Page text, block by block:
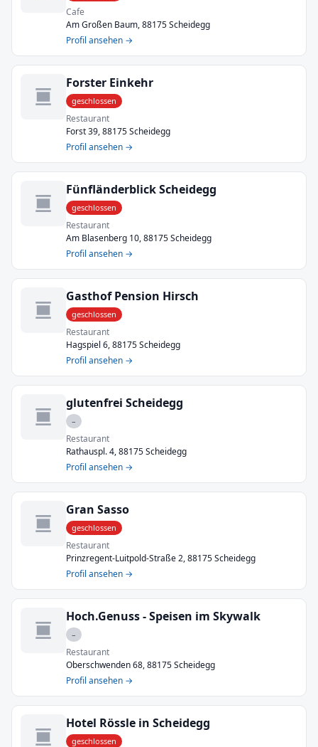
Cafe
Am Großen Baum, 88175 Scheidegg
Profil ansehen →
Forster Einkehr
geschlossen
Restaurant
Forst 39, 88175 Scheidegg
Profil ansehen →
Fünfländerblick Scheidegg
geschlossen
Restaurant
Am Blasenberg 10, 88175 Scheidegg
Profil ansehen →
Gasthof Pension Hirsch
geschlossen
Restaurant
Hagspiel 6, 88175 Scheidegg
Profil ansehen →
glutenfrei Scheidegg
–
Restaurant
Rathauspl. 4, 88175 Scheidegg
Profil ansehen →
Gran Sasso
geschlossen
Restaurant
Prinzregent-Luitpold-Straße 2, 88175 Scheidegg
Profil ansehen →
Hoch.Genuss - Speisen im Skywalk
–
Restaurant
Oberschwenden 68, 88175 Scheidegg
Profil ansehen →
Hotel Rössle in Scheidegg
geschlossen